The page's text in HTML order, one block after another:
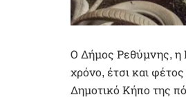
Ο Δήμος Ρεθύμνης, η
χρόνο, έτσι και
Δημοτικό Κήπο της